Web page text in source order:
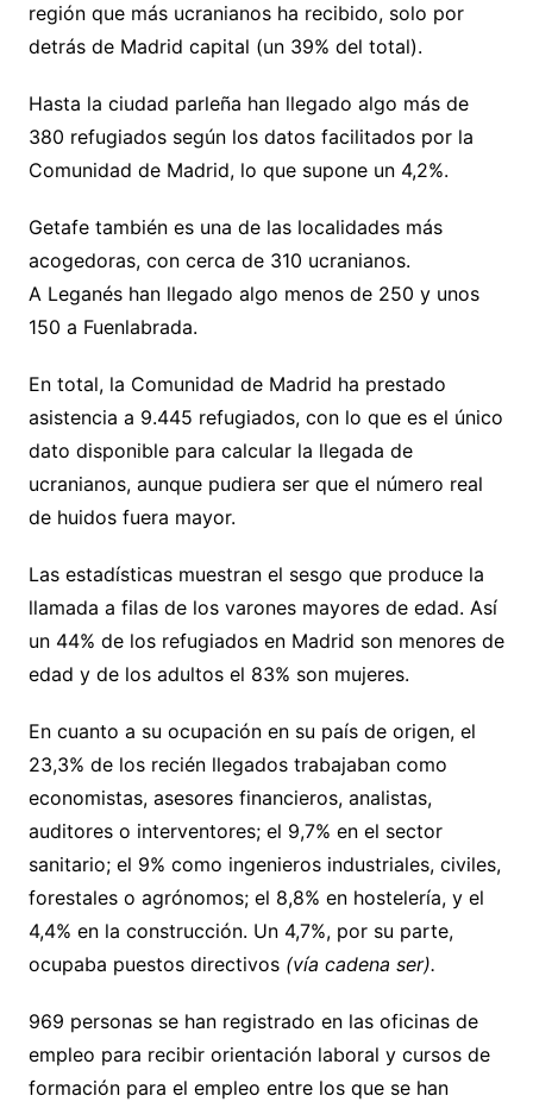
región que más ucranianos ha recibido, solo por
detrás de Madrid capital (un 39% del total).
Hasta la ciudad parleña han llegado algo más de
380 refugiados según los datos facilitados por la
Comunidad de Madrid, lo que supone un 4,2%.
Getafe también es una de las localidades más
acogedoras, con cerca de 310 ucranianos.
A Leganés han llegado algo menos de 250 y unos
150 a Fuenlabrada.
En total, la Comunidad de Madrid ha prestado
asistencia a 9.445 refugiados, con lo que es el único
dato disponible para calcular la llegada de
ucranianos, aunque pudiera ser que el número real
de huidos fuera mayor.
Las estadísticas muestran el sesgo que produce la
llamada a filas de los varones mayores de edad. Así
un 44% de los refugiados en Madrid son menores de
edad y de los adultos el 83% son mujeres.
En cuanto a su ocupación en su país de origen, el
23,3% de los recién llegados trabajaban como
economistas, asesores financieros, analistas,
auditores o interventores; el 9,7% en el sector
sanitario; el 9% como ingenieros industriales, civiles,
forestales o agrónomos; el 8,8% en hostelería, y el
4,4% en la construcción. Un 4,7%, por su parte,
ocupaba puestos directivos (vía cadena ser).
969 personas se han registrado en las oficinas de
empleo para recibir orientación laboral y cursos de
formación para el empleo entre los que se han